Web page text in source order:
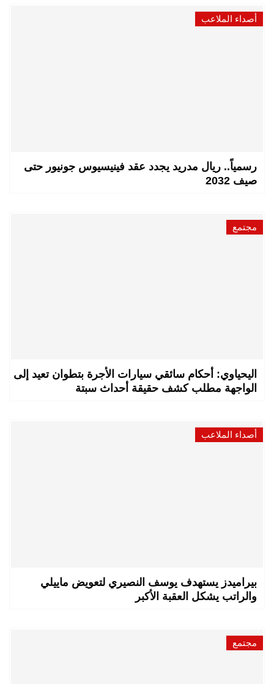
أصداء الملاعب
رسمياً.. ريال مدريد يجدد عقد فينيسيوس جونيور حتى
صيف 2032
مجتمع
اليحياوي: أحكام سائقي سيارات الأجرة بتطوان تعيد إلى
الواجهة مطلب كشف حقيقة أحداث سبتة
أصداء الملاعب
بيراميدز يستهدف يوسف النصيري لتعويض ماييلي
والراتب يشكل العقبة الأكبر
مجتمع